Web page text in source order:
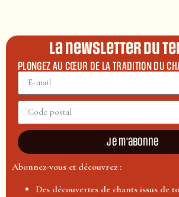
La newsletter du
PLONGEZ AU CŒUR DE LA TRADITION DU
Je m'abonne
Abonnez-vous et découvrez :
Des découvertes de chants issus de